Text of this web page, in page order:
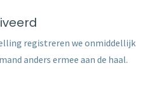
registreren we onmiddellijk
anders ermee aan de haal.